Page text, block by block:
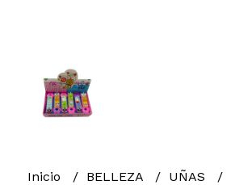
Inicio BELLEZA
UÑAS